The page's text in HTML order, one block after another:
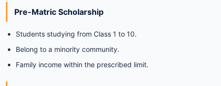
Pre-Matric Scholarship
Students studying from Class 1 to 10.
Belong to a minority community.
Family income within the prescribed limit.